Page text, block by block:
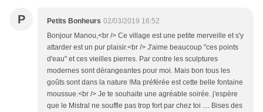
P Petits Bonheurs 02/03/2019 16:52
Bonjour Manou,<br /> Ce village est une petite merveille et s'y
attarder est un pur plaisir.<br /> J'aime beaucoup "ces points
d'eau" et ces vieilles pierres. Par contre les sculptures
modernes sont dérangeantes pour moi. Mais bon tous les
goûts sont dans la nature !Ma préférée est cette belle fontaine
moussue.<br /> Je te souhaite une agréable soirée. j'espère
que le Mistral ne souffle pas trop fort par chez toi .... Bises des